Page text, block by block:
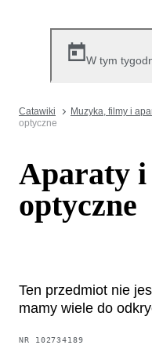
W tym
Catawiki Muzyka, filmy i
optyczne
Aparaty
optyczne
Ten przedmiot nie
mamy wiele do
NR 102734189